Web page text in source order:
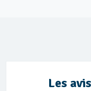
Les